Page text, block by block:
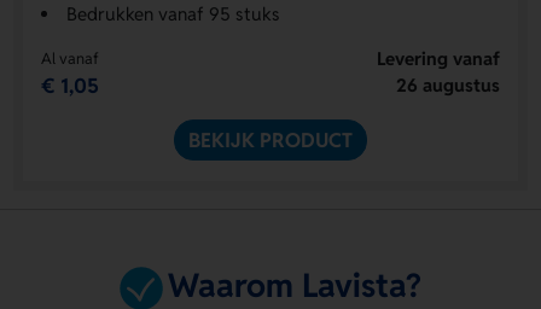
Bedrukken vanaf 95 stuks
Al vanaf
€ 1,05
Levering vanaf
26 augustus
BEKIJK PRODUCT
Waarom Lavista?